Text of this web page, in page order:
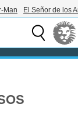
Man El Señor de los